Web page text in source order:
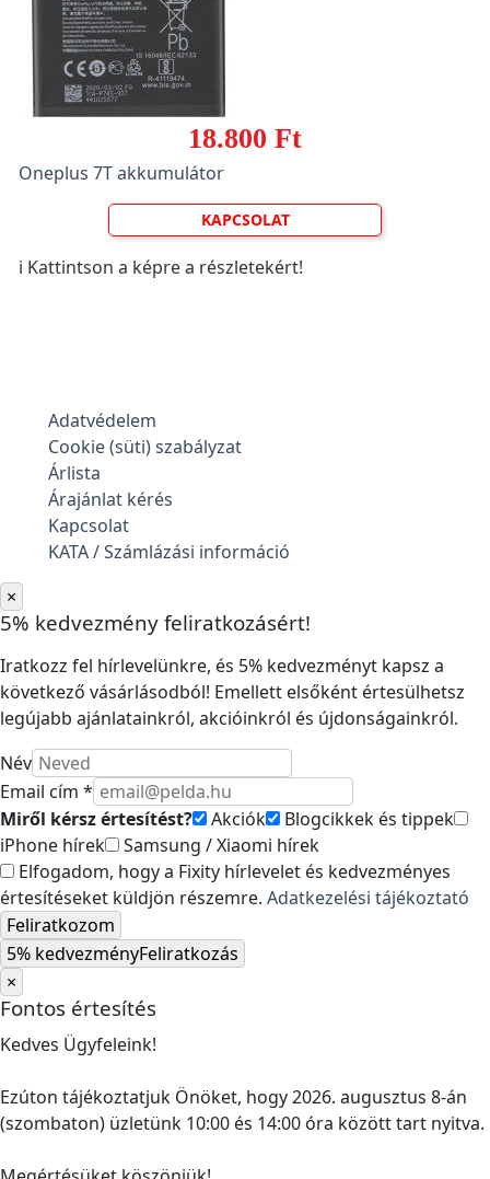
18.800 Ft
Oneplus 7T akkumulátor
KAPCSOLAT
ℹ️ Kattintson a képre a részletekért!
Adatvédelem
Cookie (süti) szabályzat
Árlista
Árajánlat kérés
Kapcsolat
KATA / Számlázási információ
×
5% kedvezmény feliratkozásért!
Iratkozz fel hírlevelünkre, és 5% kedvezményt kapsz a
következő vásárlásodból! Emellett elsőként értesülhetsz
legújabb ajánlatainkról, akcióinkról és újdonságainkról.
Név
Email cím *
Miről kérsz értesítést?
Akciók
Blogcikkek és tippek
iPhone hírek
Samsung / Xiaomi hírek
Elfogadom, hogy a Fixity hírlevelet és kedvezményes
értesítéseket küldjön részemre. Adatkezelési tájékoztató
Feliratkozom
5% kedvezményFeliratkozás
×
Fontos értesítés
Kedves Ügyfeleink!
Ezúton tájékoztatjuk Önöket, hogy 2026. augusztus 8-án
(szombaton) üzletünk 10:00 és 14:00 óra között tart nyitva.